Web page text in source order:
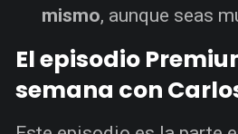
mismo, aunque seas
El episodio
semana con